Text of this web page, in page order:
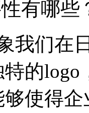
有哪些
我们在
的
使得